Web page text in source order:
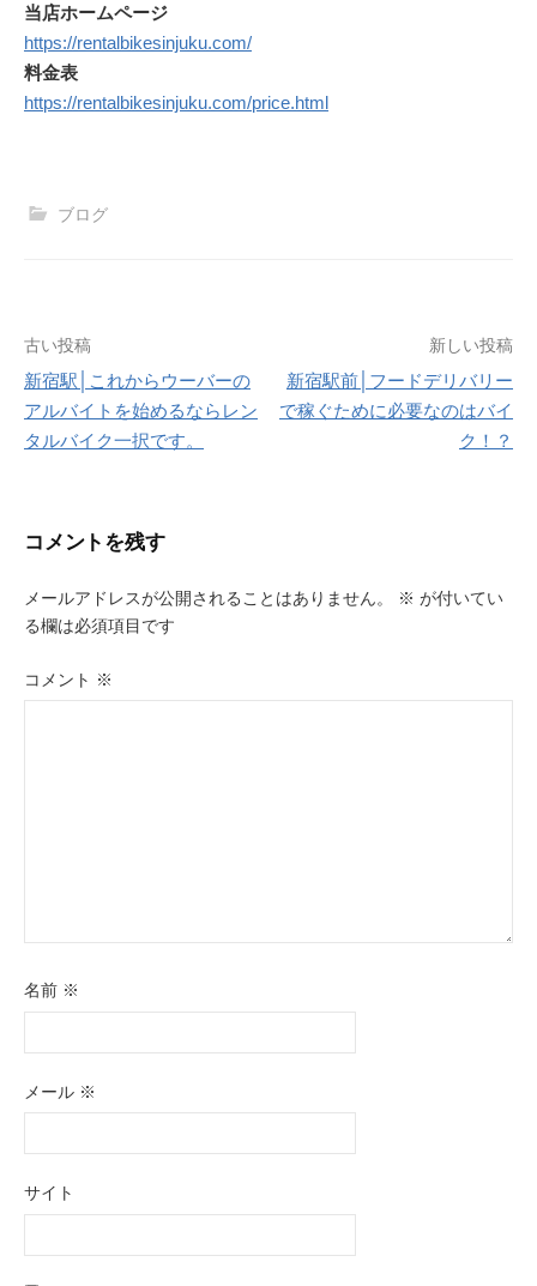
当店ホームページ
https://rentalbikesinjuku.com/
料金表
https://rentalbikesinjuku.com/price.html
ブログ
投
稿
ナ
シ
ン
古い投稿
新宿駅│これからウーバーの
アルバイトを始めるならレン
タルバイク一択です。
新しい投稿
新宿駅前│フードデリバリー
で稼ぐために必要なのはバイ
ク！？
コメントを残す
メールアドレスが公開されることはありません。 ※ が付いてい
る欄は必須項目です
コメント ※
名前 ※
メール ※
サイト